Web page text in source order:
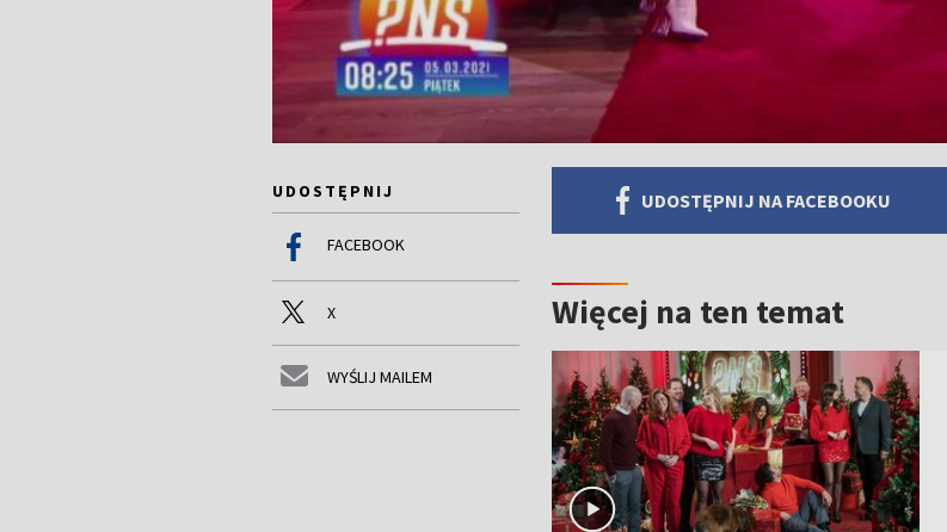
UDOSTĘPNIJ
FACEBOOK
X
WYŚLIJ MAILEM
UDOSTĘPNIJ NA FACEBOOKU
Więcej na ten temat